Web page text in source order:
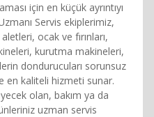
için en küçük ayrıntıyı
Servis ekiplerimiz,
ocak ve fırınları,
kurutma makineleri,
dondurucuları sorunsuz
en kaliteli hizmeti sunar.
olan, bakım ya da
uzman servis